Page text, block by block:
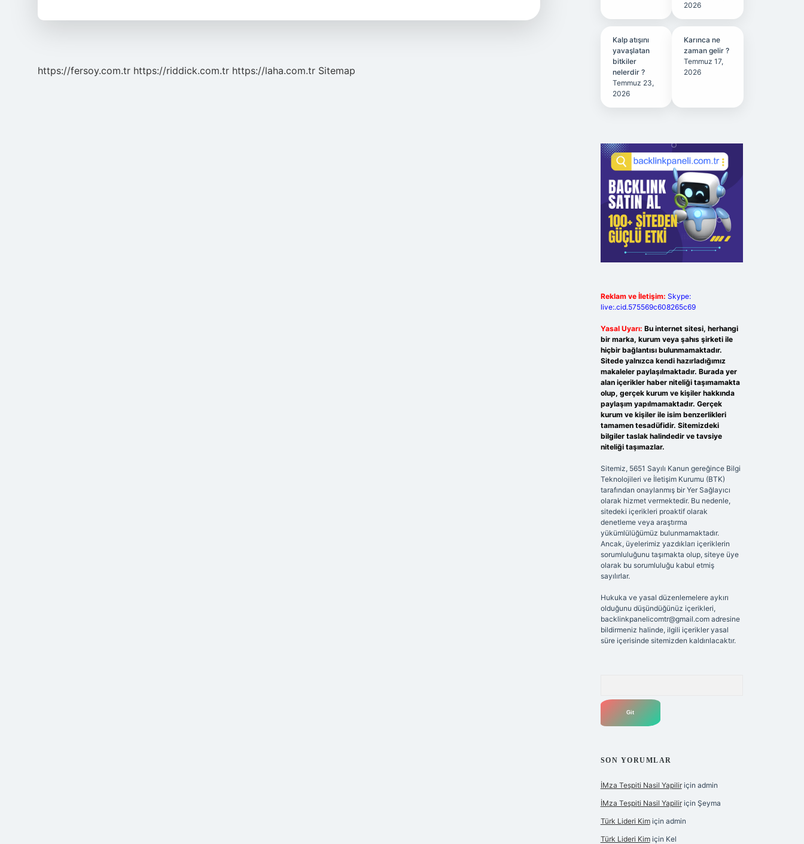
https://fersoy.com.tr https://riddick.com.tr https://laha.com.tr Sitemap
2026
Kalp atışını
yavaşlatan
bitkiler
nelerdir ?
Temmuz 23,
2026
Karınca ne
zaman gelir ?
Temmuz 17,
2026
Reklam ve İletişim: Skype:
live:.cid.575569c608265c69
Yasal Uyarı: Bu internet sitesi, herhangi
bir marka, kurum veya şahıs şirketi ile
hiçbir bağlantısı bulunmamaktadır.
Sitede yalnızca kendi hazırladığımız
makaleler paylaşılmaktadır. Burada yer
alan içerikler haber niteliği taşımamakta
olup, gerçek kurum ve kişiler hakkında
paylaşım yapılmamaktadır. Gerçek
kurum ve kişiler ile isim benzerlikleri
tamamen tesadüfidir. Sitemizdeki
bilgiler taslak halindedir ve tavsiye
niteliği taşımazlar.
Sitemiz, 5651 Sayılı Kanun gereğince Bilgi
Teknolojileri ve İletişim Kurumu (BTK)
tarafından onaylanmış bir Yer Sağlayıcı
olarak hizmet vermektedir. Bu nedenle,
sitedeki içerikleri proaktif olarak
denetleme veya araştırma
yükümlülüğümüz bulunmamaktadır.
Ancak, üyelerimiz yazdıkları içeriklerin
sorumluluğunu taşımakta olup, siteye üye
olarak bu sorumluluğu kabul etmiş
sayılırlar.
Hukuka ve yasal düzenlemelere aykırı
olduğunu düşündüğünüz içerikleri,
backlinkpanelicomtr@gmail.comadresine
bildirmeniz halinde, ilgili içerikler yasal
süre içerisinde sitemizden kaldırılacaktır.
SON YORUMLAR
İMza Tespiti Nasil Yapiliriçin admin
İMza Tespiti Nasil Yapiliriçin Şeyma
Türk Lideri Kimiçin admin
Türk Lideri Kimiçin Kel